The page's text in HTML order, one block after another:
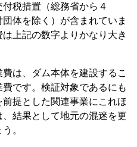
税措置（総務省から４
体を除く）が含まれていま
上記の数字よりかなり大き
は、ダム本体を建設するこ
です。検証対象であるにも
提とした関連事業にこれほ
結果として地元の混迷を更
。